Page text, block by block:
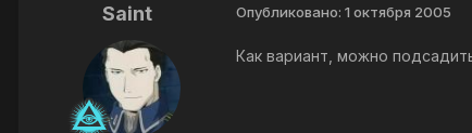
Saint Опубликовано: 1 октября 2005
Как вариант, можно